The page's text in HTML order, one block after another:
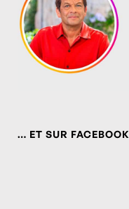
… ET SUR FACEBOOK